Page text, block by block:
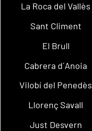
La Roca del Vallès
Sant Climent
El Brull
Cabrera d´Anoia
Vilobí del Penedès
Llorenç Savall
Just Desvern